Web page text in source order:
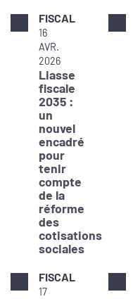
FISCAL
16
AVR.
2026
Liasse
fiscale
2035 :
un
nouvel
encadré
pour
tenir
compte
de la
réforme
des
cotisations
sociales
FISCAL
17